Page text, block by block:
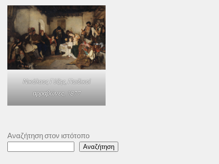
Νικόλαος Γύζης,Παιδικοί
αρραβώνες, 1877
Αναζήτηση στον ιστότοπο
Αναζήτηση